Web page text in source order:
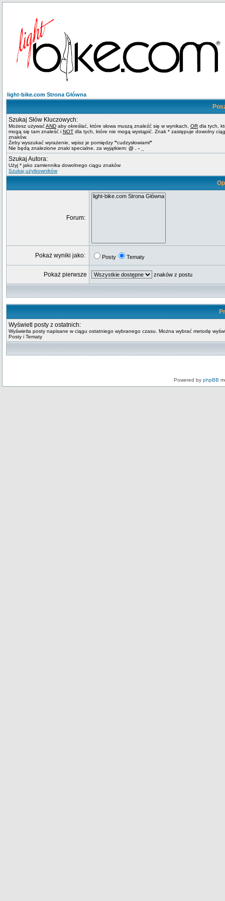
light-bike.com Strona Główna
Szukaj Słów Kluczowych:
Możesz używaćAND aby określać, które słowa muszą znaleźć się w wynikach, OR dla tych,
mogą się tam znaleść i NOT dla tych, które nie mogą wystąpić. Znak * zastępuje dowolny ciąg
znaków.
Żeby wyszukać wyrażenie, wpisz je pomiędzy "cudzysłowiami"
Nie będą znalezione znaki specialne, za wyjątkiem: @ . - _
Szukaj Autora:
Użyj * jako zamiennika dowolnego ciągu znaków
Szukaj użytkowników
Forum:
Pokaż wyniki jako: Posty Tematy
Pokaż pierwsze znaków z postu
Wyświetl posty z ostatnich:
Wyświetla posty napisane w ciągu ostatniego wybranego czasu. Można wybrać metodę
Posty i Tematy
Powered by phpBB